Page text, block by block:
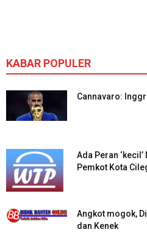
KABAR POPULER
Cannavaro:
Ada Peran
Pemkot Kota
Angkot mogok,
dan Kenek